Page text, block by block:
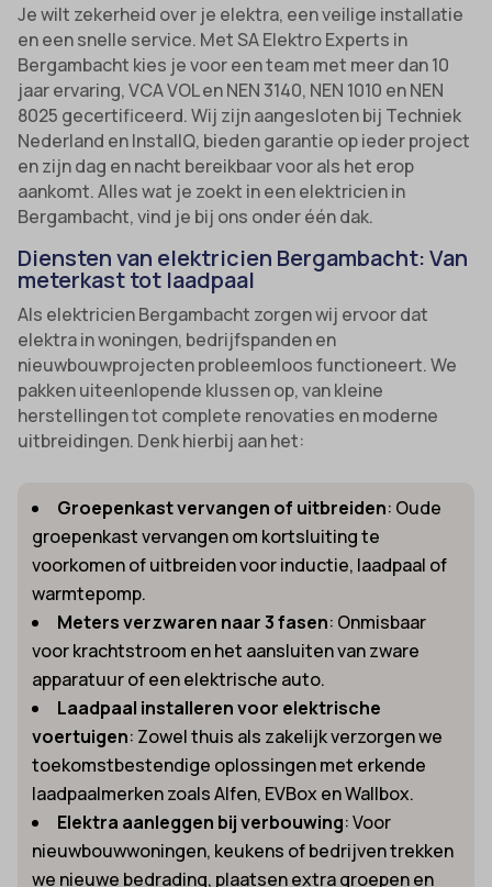
Je wilt zekerheid over je elektra, een veilige installatie
en een snelle service. Met SA Elektro Experts in
Bergambacht kies je voor een team met meer dan 10
jaar ervaring, VCA VOL en NEN 3140, NEN 1010 en NEN
8025 gecertificeerd. Wij zijn aangesloten bij Techniek
Nederland en InstallQ, bieden garantie op ieder project
en zijn dag en nacht bereikbaar voor als het erop
aankomt. Alles wat je zoekt in een elektricien in
Bergambacht, vind je bij ons onder één dak.
Diensten van elektricien Bergambacht: Van
meterkast tot laadpaal
Als elektricien Bergambacht zorgen wij ervoor dat
elektra in woningen, bedrijfspanden en
nieuwbouwprojecten probleemloos functioneert. We
pakken uiteenlopende klussen op, van kleine
herstellingen tot complete renovaties en moderne
uitbreidingen. Denk hierbij aan het:
Groepenkast vervangen of uitbreiden: Oude
groepenkast vervangen om kortsluiting te
voorkomen of uitbreiden voor inductie, laadpaal of
warmtepomp.
Meters verzwaren naar 3 fasen: Onmisbaar
voor krachtstroom en het aansluiten van zware
apparatuur of een elektrische auto.
Laadpaal installeren voor elektrische
voertuigen: Zowel thuis als zakelijk verzorgen we
toekomstbestendige oplossingen met erkende
laadpaalmerken zoals Alfen, EVBox en Wallbox.
Elektra aanleggen bij verbouwing: Voor
nieuwbouwwoningen, keukens of bedrijven trekken
we nieuwe bedrading, plaatsen extra groepen en